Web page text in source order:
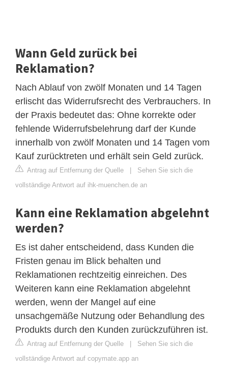
Wann Geld zurück bei
Reklamation?
Nach Ablauf von zwölf Monaten und 14 Tagen
erlischt das Widerrufsrecht des Verbrauchers. In
der Praxis bedeutet das: Ohne korrekte oder
fehlende Widerrufsbelehrung darf der Kunde
innerhalb von zwölf Monaten und 14 Tagen vom
Kauf zurücktreten und erhält sein Geld zurück.
Antrag auf Entfernung der Quelle | Sehen Sie sich die
vollständige Antwort auf ihk-muenchen.de an
Kann eine Reklamation abgelehnt
werden?
Es ist daher entscheidend, dass Kunden die
Fristen genau im Blick behalten und
Reklamationen rechtzeitig einreichen. Des
Weiteren kann eine Reklamation abgelehnt
werden, wenn der Mangel auf eine
unsachgemäße Nutzung oder Behandlung des
Produkts durch den Kunden zurückzuführen ist.
Antrag auf Entfernung der Quelle | Sehen Sie sich die
vollständige Antwort auf copymate.app an